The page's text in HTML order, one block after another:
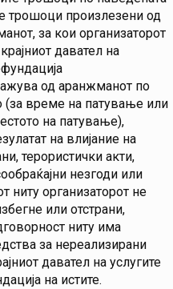
трошоци произлезени од
за кои организаторот
давател на
од аранжманот по
(за време на патување или
на патување),
на влијание на
терористички акти,
незгоди или
ниту организаторот не
или отстрани,
ниту има
за нереализирани
давател на услугите
на истите.